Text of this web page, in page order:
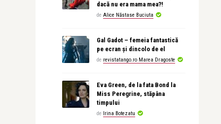
dacă nu era mama mea?!
de Alice Năstase Buciuta
Gal Gadot – femeia fantastică
pe ecran și dincolo de el
de revistatango.ro Marea Dragoste
Eva Green, de la fata Bond la
Miss Peregrine, stăpâna
timpului
de Irina Botezatu